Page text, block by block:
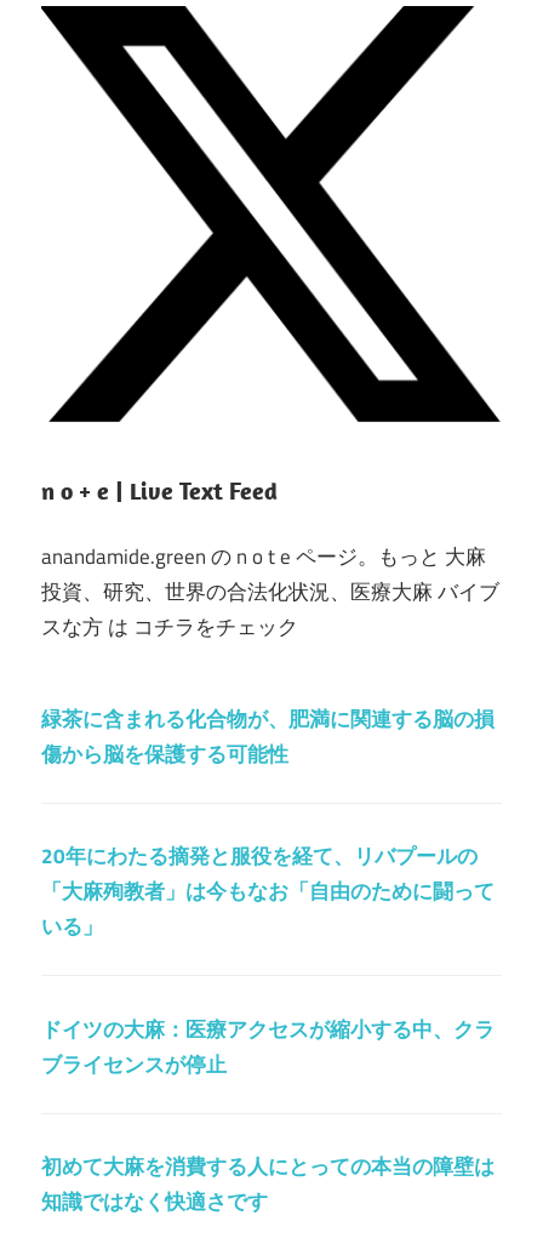
n o + e | Live Text Feed
anandamide.green の n o t e ページ。もっと 大麻
投資、研究、世界の合法化状況、医療大麻 バイブ
スな方 は コチラをチェック
緑茶に含まれる化合物が、肥満に関連する脳の損
傷から脳を保護する可能性
20年にわたる摘発と服役を経て、リバプールの
「大麻殉教者」は今もなお「自由のために闘って
いる」
ドイツの大麻：医療アクセスが縮小する中、クラ
ブライセンスが停止
初めて大麻を消費する人にとっての本当の障壁は
知識ではなく快適さです